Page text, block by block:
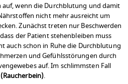
wenn die Durchblutung und damit
nicht mehr ausreicht um
Zunächst treten nur Beschwerden
der Patient stehenbleiben muss
auch schon in Ruhe die Durchblutung
und Gefühlsstörungen durch
auf. Im schlimmsten Fall
(Raucherbein).